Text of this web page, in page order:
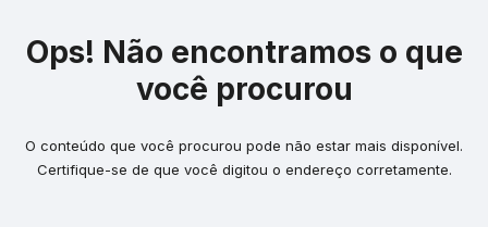
Ops! Não encontramos o que
você procurou
O conteúdo que você procurou pode não estar mais disponível.
Certifique-se de que você digitou o endereço corretamente.